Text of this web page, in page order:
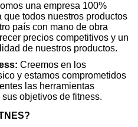
una empresa 100%
todos nuestros productos
país con mano de obra
precios competitivos y un
de nuestros productos.
Creemos en los
y estamos comprometidos
las herramientas
objetivos de fitness.